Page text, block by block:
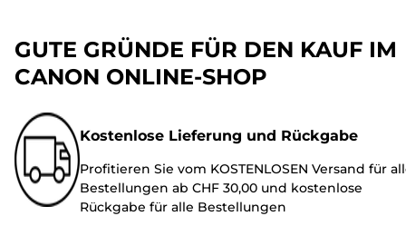
GUTE GRÜNDE FÜR DEN KAUF IM
CANON ONLINE-SHOP
Kostenlose Lieferung und Rückgabe
Profitieren Sie vom KOSTENLOSEN Versand für
Bestellungen ab CHF 30,00 und kostenlose
Rückgabe für alle Bestellungen